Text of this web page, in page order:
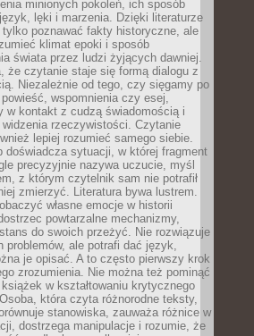
minionych pokoleń, ich sposób
lęki i marzenia. Dzięki literaturze
tylko poznawać fakty historyczne, ale
klimat epoki i sposób
świata przez ludzi żyjących dawniej.
że czytanie staje się formą dialogu z
Niezależnie od tego, czy sięgamy po
wspomnienia czy esej,
w kontakt z cudzą świadomością i
widzenia rzeczywistości. Czytanie
lepiej rozumieć samego siebie.
doświadcza sytuacji, w której fragment
precyzyjnie nazywa uczucie, myśl
z którym czytelnik sam nie potrafił
zmierzyć. Literatura bywa lustrem.
własne emocje w historii
powtarzalne mechanizmy,
do swoich przeżyć. Nie rozwiązuje
problemów, ale potrafi dać język,
je opisać. A to często pierwszy krok
zrozumienia. Nie można też pominąć
w kształtowaniu krytycznego
która czyta różnorodne teksty,
stanowiska, zauważa różnice w
dostrzega manipulacje i rozumie, że